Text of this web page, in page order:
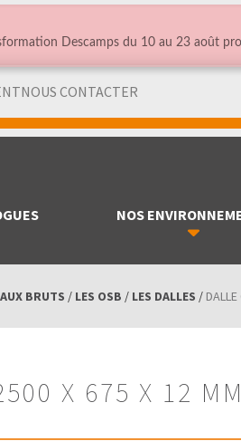
NOUS CONTACTER
NOS
BRUTS / LES OSB / LES DALLES /
X 675 X 12 MM
Descamps du 10 au 23 août